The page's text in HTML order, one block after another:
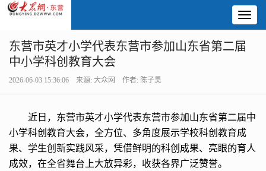
东营市英才小学代表东营市参加山东省第二届
中小学科创教育大会
2026-06-03 15:36:06 来源: 大众网 作者: 陈子昊
近日，东营市英才小学代表东营市参加山东省第二届中
小学科创教育大会，全方位、多角度展示学校科创教育成
果、学生创新实践风采，凭借鲜明的科创成果、亮眼的育人
成效，在全省舞台上大放异彩，收获各界广泛赞誉。